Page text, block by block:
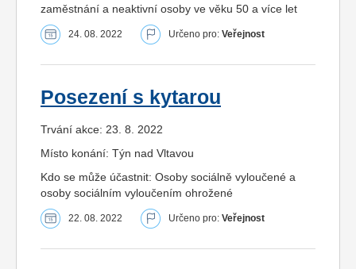
zaměstnání a neaktivní osoby ve věku 50 a více let
24. 08. 2022 Určeno pro: Veřejnost
Posezení s kytarou
Trvání akce: 23. 8. 2022
Místo konání: Týn nad Vltavou
Kdo se může účastnit: Osoby sociálně vyloučené a
osoby sociálním vyloučením ohrožené
22. 08. 2022 Určeno pro: Veřejnost